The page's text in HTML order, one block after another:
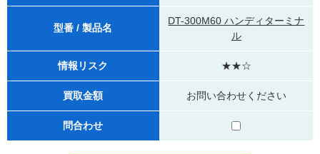
型番 / 製品名
DT-300M60 ハンディターミナ
ル
情報リスク ★★☆
買取金額 お問い合わせください
問合わせ